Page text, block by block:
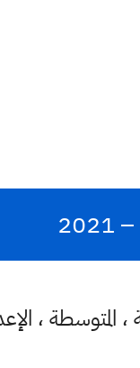
، المتوسطة ،